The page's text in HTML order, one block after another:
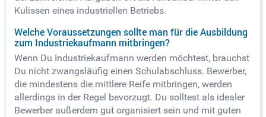
Kulissen eines industriellen Betriebs.
Welche Voraussetzungen sollte man für die Ausbildung
zum Industriekaufmann mitbringen?
Wenn Du Industriekaufmann werden möchtest, brauchst
Du nicht zwangsläufig einen Schulabschluss. Bewerber,
die mindestens die mittlere Reife mitbringen, werden
allerdings in der Regel bevorzugt. Du solltest als idealer
Bewerber außerdem gut organisiert sein und mit guten